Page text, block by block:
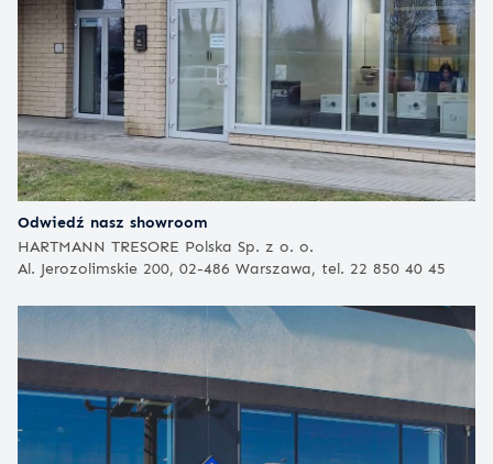
Odwiedź nasz showroom
HARTMANN TRESORE Polska Sp. z o. o.
Al. Jerozolimskie 200, 02-486 Warszawa, tel. 22 850 40 45